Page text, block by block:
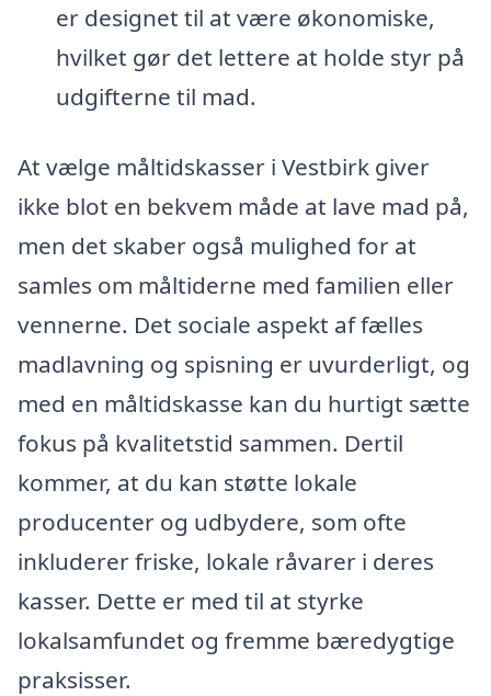
er designet til at være økonomiske,
hvilket gør det lettere at holde styr på
udgifterne til mad.
At vælge måltidskasser i Vestbirk giver
ikke blot en bekvem måde at lave mad på,
men det skaber også mulighed for at
samles om måltiderne med familien eller
vennerne. Det sociale aspekt af fælles
madlavning og spisning er uvurderligt, og
med en måltidskasse kan du hurtigt sætte
fokus på kvalitetstid sammen. Dertil
kommer, at du kan støtte lokale
producenter og udbydere, som ofte
inkluderer friske, lokale råvarer i deres
kasser. Dette er med til at styrke
lokalsamfundet og fremme bæredygtige
praksisser.